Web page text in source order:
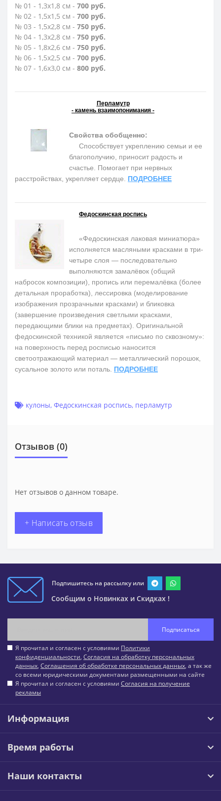
№ 01 - 1,3х1,8 см - 700 руб.
№ 02 - 1,5х1,5 см - 700 руб.
№ 03 - 1,5х2,8 см - 750 руб.
№ 04 - 1,3х2,8 см - 750 руб.
№ 05 - 1,8х2,6 см - 750 руб.
№ 06 - 1,5х2,5 см - 700 руб.
№ 07 - 1,6х3,0 см - 800 руб.
Перламутр
- камень взаимопонимания -
Свойства обобщенно:
Способствует укреплению семьи и ее
благополучию, приносит радость и
счастье. Помогает при нервных
расстройствах, укрепляет сердце. ПОДРОБНЕЕ
Федоскинская роспись
«Федоскинская лаковая миниатюра»
исполняется масляными красками в три-
четыре слоя — последовательно
выполняются замалёвок (общий
набросок композиции), пропись или перемалёвка (более
детальная проработка), лессировка (моделирование
изображения прозрачными красками) и бликовка
(завершение произведения светлыми красками,
передающими блики на предметах). Оригинальной
федоскинской техникой является «письмо по сквозному»:
на поверхность перед росписью наносится
светоотражающий материал — металлический порошок,
сусальное золото или поталь. ПОДРОБНЕЕ
кулоны, Федоскинская роспись, перламутр
Отзывов (0)
Нет отзывов о данном товаре.
+ Написать отзыв
Подпишитесь на рассылку или
Сообщим о Новинках и Скидках !
Подписаться
Я прочитал и согласен с условиями Политики
конфиденциальности, Согласия на обработку персональных
данных, Соглашения об обработке персональных данных, а так же
со всеми юридическими документами размещенными на сайте
Я прочитал и согласен с условиями Согласия на получение
рекламы
Информация
Время работы
Наши контакты